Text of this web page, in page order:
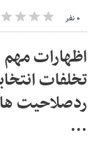
۰ نفر
اظهارات
تخلفات
ردصلاحیت
...